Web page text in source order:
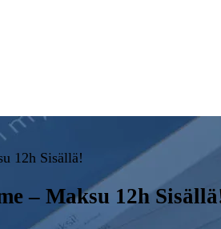
12h Sisällä!
– Maksu 12h